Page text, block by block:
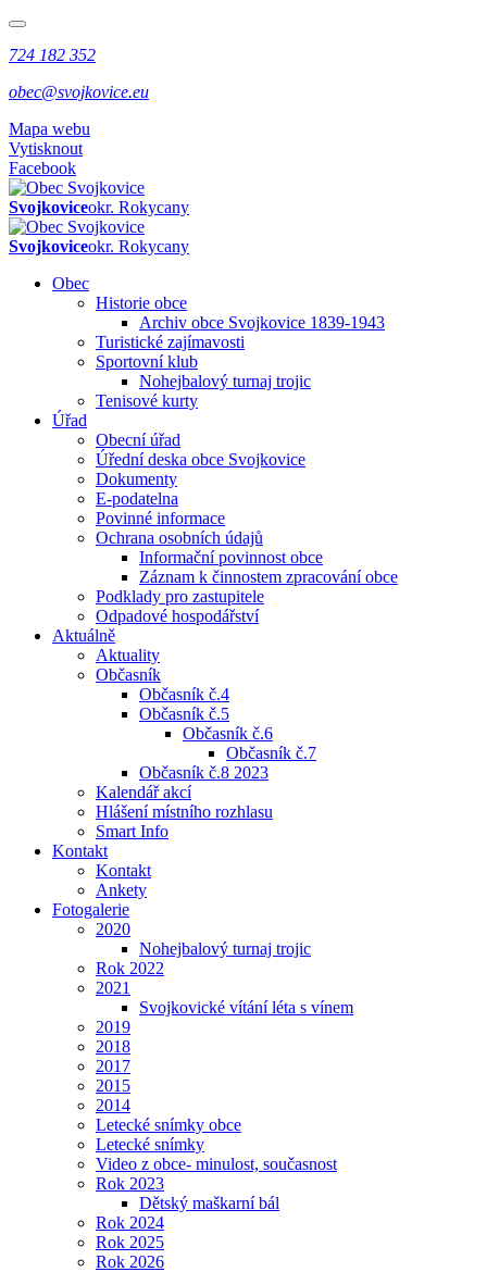
724 182 352
obec@svojkovice.eu
Mapa webu
Vytisknout
Facebook
Svojkoviceokr. Rokycany
Svojkoviceokr. Rokycany
Obec
Historie obce
Archiv obce Svojkovice 1839-1943
Turistické zajímavosti
Sportovní klub
Nohejbalový turnaj trojic
Tenisové kurty
Úřad
Obecní úřad
Úřední deska obce Svojkovice
Dokumenty
E-podatelna
Povinné informace
Ochrana osobních údajů
Informační povinnost obce
Záznam k činnostem zpracování obce
Podklady pro zastupitele
Odpadové hospodářství
Aktuálně
Aktuality
Občasník
Občasník č.4
Občasník č.5
Občasník č.6
Občasník č.7
Občasník č.8 2023
Kalendář akcí
Hlášení místního rozhlasu
Smart Info
Kontakt
Kontakt
Ankety
Fotogalerie
2020
Nohejbalový turnaj trojic
Rok 2022
2021
Svojkovické vítání léta s vínem
2019
2018
2017
2015
2014
Letecké snímky obce
Letecké snímky
Video z obce- minulost, současnost
Rok 2023
Dětský maškarní bál
Rok 2024
Rok 2025
Rok 2026